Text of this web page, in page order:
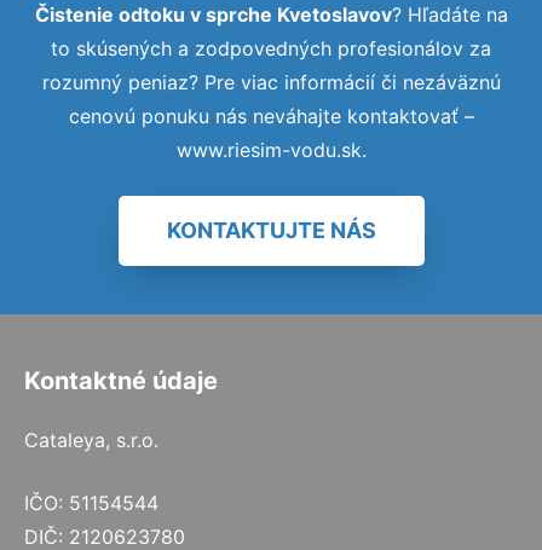
Čistenie odtoku v sprche Kvetoslavov? Hľadáte na
to skúsených a zodpovedných profesionálov za
rozumný peniaz? Pre viac informácií či nezáväznú
cenovú ponuku nás neváhajte kontaktovať –
www.riesim-vodu.sk.
KONTAKTUJTE NÁS
Kontaktné údaje
Cataleya, s.r.o.
IČO: 51154544
DIČ: 2120623780